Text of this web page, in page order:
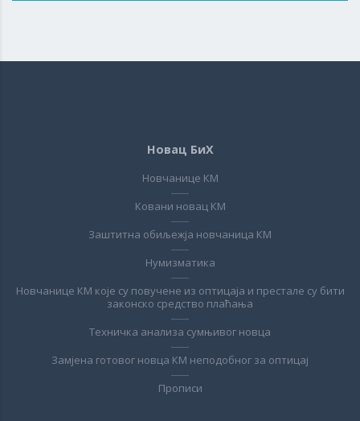
Новац БиХ
Новчанице КМ
Ковани новац КМ
Заштитна обиљежја новчаница КМ
Нумизматика
Новчанице КМ које су повучене из оптицаја и престале су бити
законско средство плаћања
Техничка анализа сумњивог новца
Замјена готовог новца КМ неподобног за оптицај
Прописи